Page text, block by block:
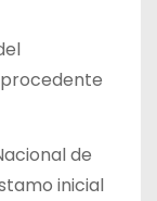
de
inicial